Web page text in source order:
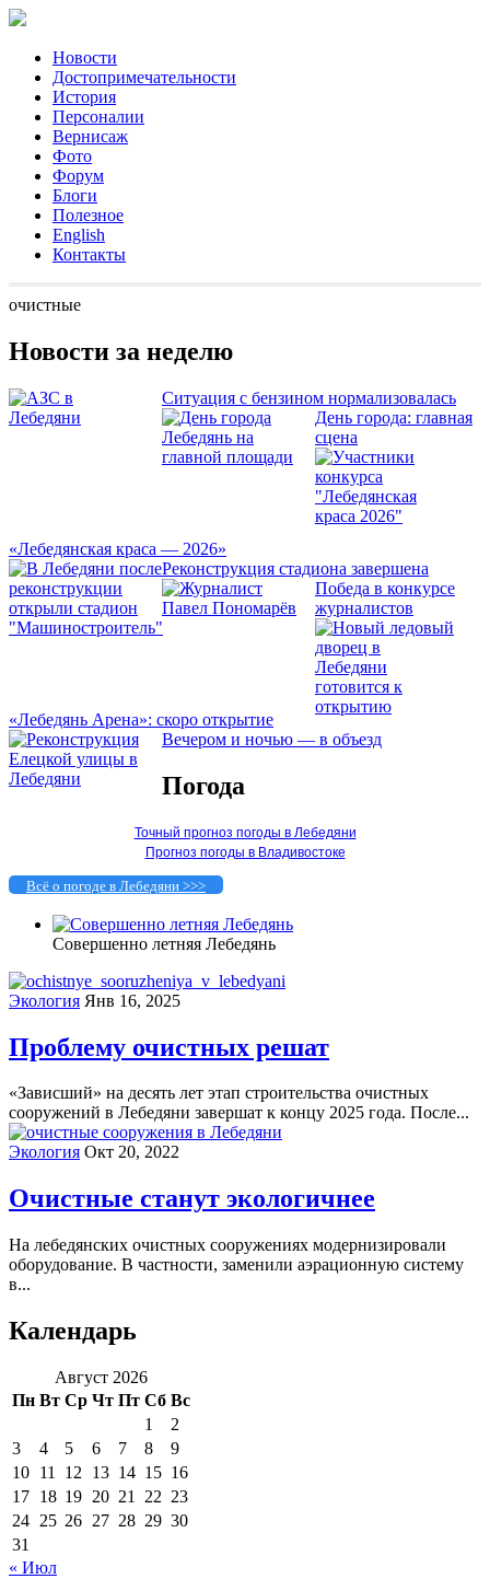
Новости
Достопримечательности
История
Персоналии
Вернисаж
Фото
Форум
Блоги
Полезное
English
Контакты
очистные
Новости за неделю
Ситуация с бензином нормализовалась
День города: главная
сцена
«Лебедянская краса — 2026»
Реконструкция стадиона завершена
Победа в конкурсе
журналистов
«Лебедянь Арена»: скоро открытие
Вечером и ночью — в объезд
Погода
Точный прогноз погоды в Лебедяни
Прогноз погоды в Владивостоке
Всё о погоде в Лебедяни >>>
Совершенно летняя Лебедянь
Экология Янв 16, 2025
Проблему очистных решат
«Зависший» на десять лет этап строительства очистных
сооружений в Лебедяни завершат к концу 2025 года. После...
Экология Окт 20, 2022
Очистные станут экологичнее
На лебедянских очистных сооружениях модернизировали
оборудование. В частности, заменили аэрационную систему
в...
Календарь
Август 2026
Пн Вт Ср Чт Пт Сб Вс
1
2
3
4 5 6 7 8
9
10 11 12 13 14 15 16
17 18 19 20 21 22 23
24 25 26 27 28 29 30
31
« Июл